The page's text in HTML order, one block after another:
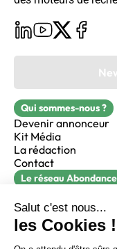
Qui sommes-nous ?
Devenir annonceur
Kit Média
La rédaction
Contact
Le réseau Abondance
Réacteur
alfie formation